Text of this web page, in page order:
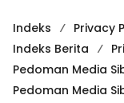
Indeks Privacy
Indeks Berita
Pedoman Media
Pedoman Media